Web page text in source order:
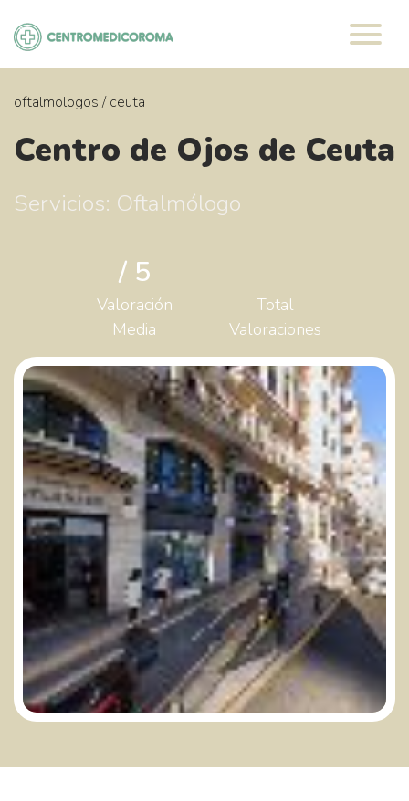
contenido
oftalmologos / ceuta
Centro de Ojos de Ceuta
Servicios: Oftalmólogo
/ 5
Valoración
Media
Total
Valoraciones